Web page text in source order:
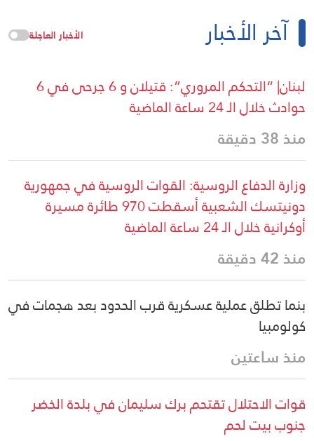
آخر الأخبار الأخبار العاجلة
لبنان| “التحكم المروري”: قتيلان و 6 جرحى في 6
حوادث خلال الـ 24 ساعة الماضية
منذ 38 دقيقة
وزارة الدفاع الروسية: القوات الروسية في جمهورية
دونيتسك الشعبية أسقطت 970 طائرة مسيرة
أوكرانية خلال الـ 24 ساعة الماضية
منذ 42 دقيقة
بنما تطلق عملية عسكرية قرب الحدود بعد هجمات في
كولومبيا
منذ ساعتين
قوات الاحتلال تقتحم برك سليمان في بلدة الخضر
جنوب بيت لحم